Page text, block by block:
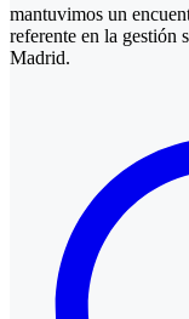
mantuvimos un
referente en la gestión
Madrid.